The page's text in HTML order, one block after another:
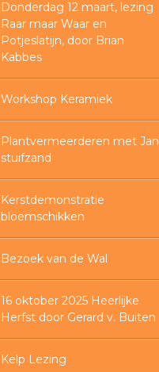
Donderdag 12 maart, lezing
Raar maar Waar en
Potjeslatijn, door Brian
Kabbes
Workshop Keramiek
Plantvermeerderen met Jan
stuifzand
Kerstdemonstratie
bloemschikken
Bezoek van de Wal
16 oktober 2025 Heerlijke
Herfst door Gerard v. Buiten
Kelp Lezing